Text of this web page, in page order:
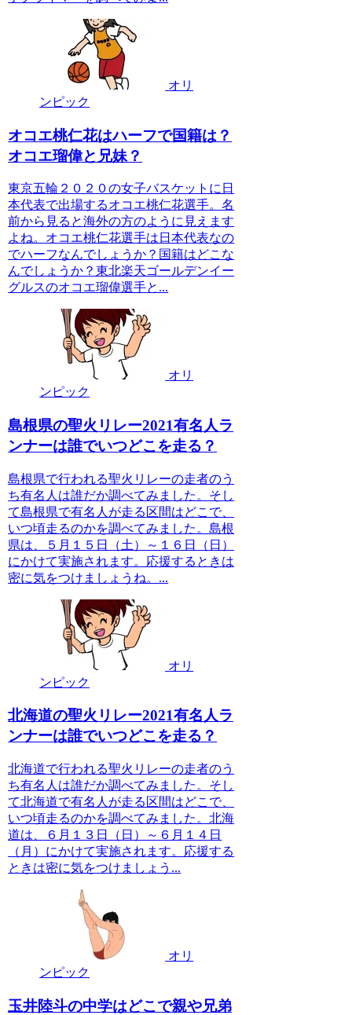
オリ
ンピック
オコエ桃仁花はハーフで国籍は？
オコエ瑠偉と兄妹？
東京五輪２０２０の女子バスケットに日
本代表で出場するオコエ桃仁花選手。名
前から見ると海外の方のように見えます
よね。オコエ桃仁花選手は日本代表なの
でハーフなんでしょうか？国籍はどこな
んでしょうか？東北楽天ゴールデンイー
グルスのオコエ瑠偉選手と...
オリ
ンピック
島根県の聖火リレー2021有名人ラ
ンナーは誰でいつどこを走る？
島根県で行われる聖火リレーの走者のう
ち有名人は誰だか調べてみました。そし
て島根県で有名人が走る区間はどこで、
いつ頃走るのかを調べてみました。島根
県は、５月１５日（土）～１６日（日）
にかけて実施されます。応援するときは
密に気をつけましょうね。...
オリ
ンピック
北海道の聖火リレー2021有名人ラ
ンナーは誰でいつどこを走る？
北海道で行われる聖火リレーの走者のう
ち有名人は誰だか調べてみました。そし
て北海道で有名人が走る区間はどこで、
いつ頃走るのかを調べてみました。北海
道は、６月１３日（日）～６月１４日
（月）にかけて実施されます。応援する
ときは密に気をつけましょう...
オリ
ンピック
玉井陸斗の中学はどこで親や兄弟